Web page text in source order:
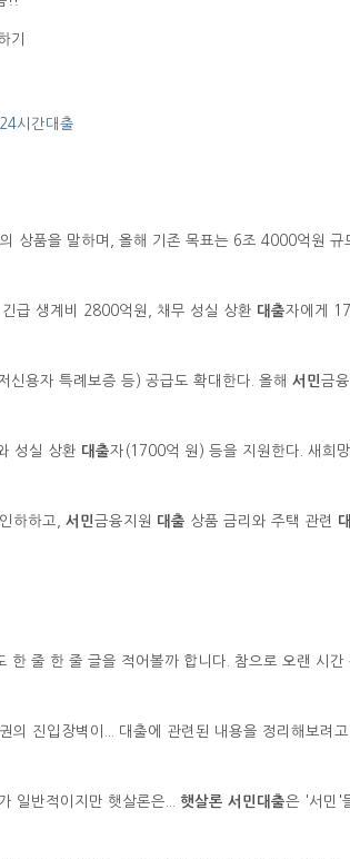
기
시간대출
상품을 말하며, 올해 기존 목표는 6조 4000억원 규
급 생계비 2800억원, 채무 성실 상환 대출자에게
신용자 특례보증 등) 공급도 확대한다. 올해 서민금
성실 상환 대출자(1700억 원) 등을 지원한다. 새희
하하고, 서민금융지원 대출 상품 금리와 주택 관련
한 줄 한 줄 글을 적어볼까 합니다. 참으로 오랜 시간
의 진입장벽이... 대출에 관련된 내용을 정리해보려
일반적이지만 햇살론은...
햇살론 서민대출은 '서민'